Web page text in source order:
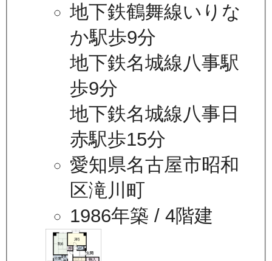
地下鉄鶴舞線いりな
か駅歩9分
地下鉄名城線八事駅
歩9分
地下鉄名城線八事日
赤駅歩15分
愛知県名古屋市昭和
区滝川町
1986年築 / 4階建